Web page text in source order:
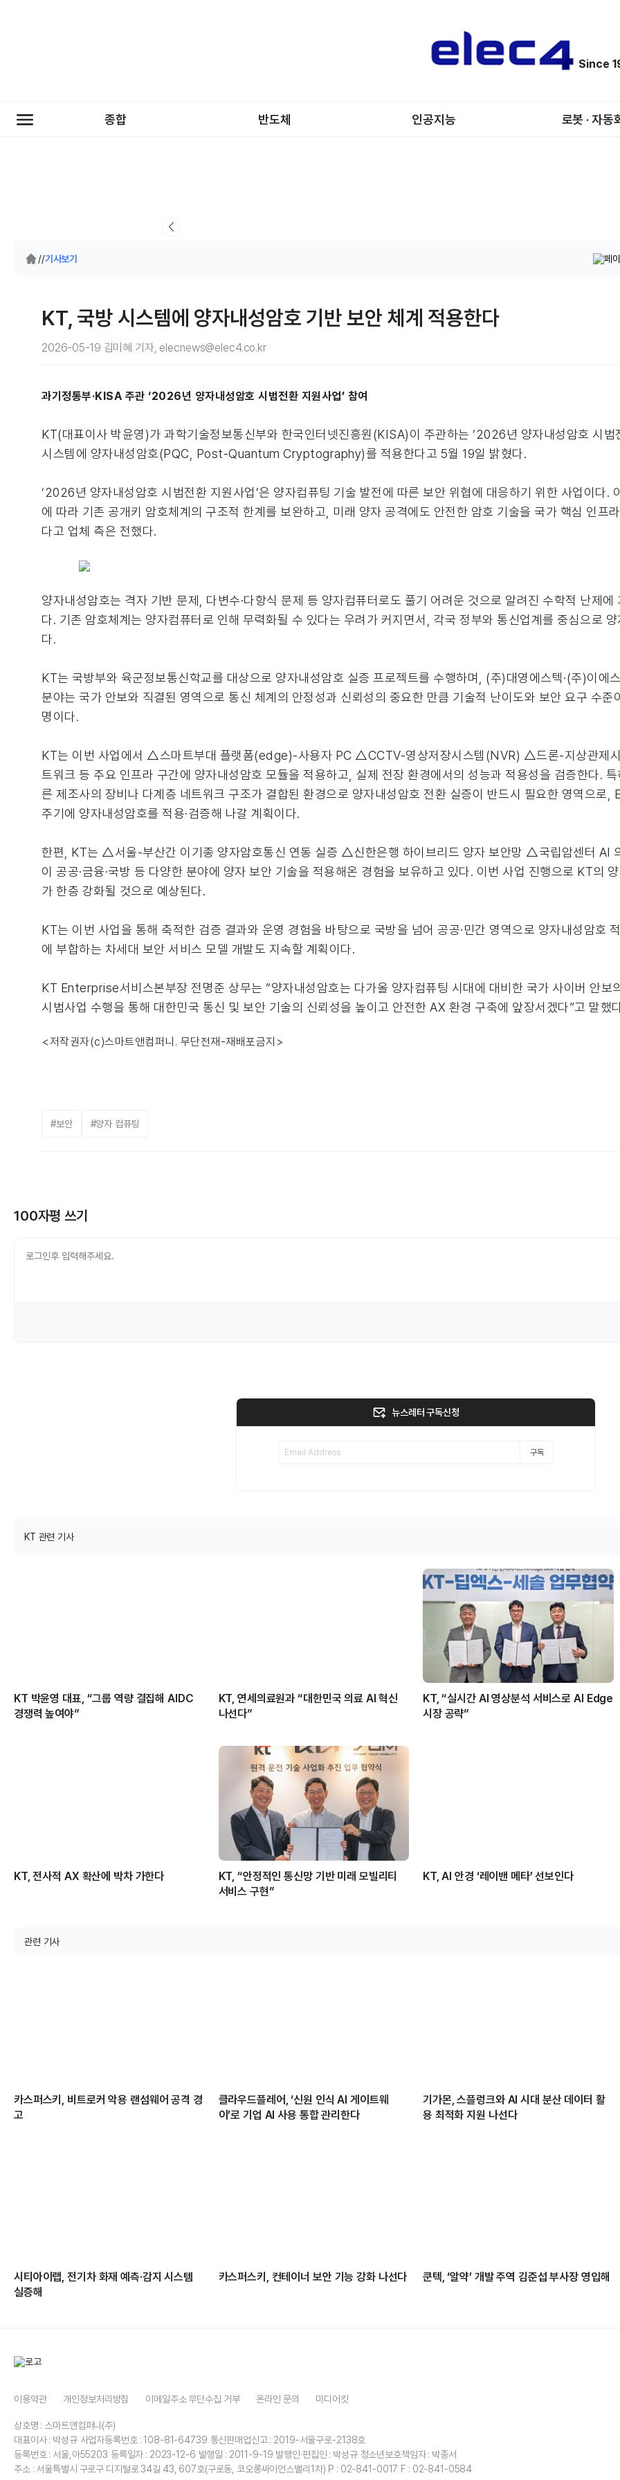
Since
종합 반도체 인공지능 로봇 · 자동
//기사보기
KT, 국방 시스템에 양자내성암호 기반 보안 체계 적용한다
2026-05-19 김미혜 기자, elecnews@elec4.co.kr
과기정통부·KISA 주관 ‘2026년 양자내성암호 시범전환 지원사업’ 참여
KT(대표이사 박윤영)가 과학기술정보통신부와 한국인터넷진흥원(KISA)이 주관하는 ‘2026년 양자내성암호 시범
시스템에 양자내성암호(PQC, Post-Quantum Cryptography)를 적용한다고 5월 19일 밝혔다.
‘2026년 양자내성암호 시범전환 지원사업’은 양자컴퓨팅 기술 발전에 따른 보안 위협에 대응하기 위한 사업이다.
에 따라 기존 공개키 암호체계의 구조적 한계를 보완하고, 미래 양자 공격에도 안전한 암호 기술을 국가 핵심 인프
다고 업체 측은 전했다.
양자내성암호는 격자 기반 문제, 다변수·다항식 문제 등 양자컴퓨터로도 풀기 어려운 것으로 알려진 수학적 난제
다. 기존 암호체계는 양자컴퓨터로 인해 무력화될 수 있다는 우려가 커지면서, 각국 정부와 통신업계를 중심으로
다.
KT는 국방부와 육군정보통신학교를 대상으로 양자내성암호 실증 프로젝트를 수행하며, (주)대영에스텍·(주)이에
분야는 국가 안보와 직결된 영역으로 통신 체계의 안정성과 신뢰성의 중요한 만큼 기술적 난이도와 보안 요구 수
명이다.
KT는 이번 사업에서 △스마트부대 플랫폼(edge)-사용자 PC △CCTV-영상저장시스템(NVR) △드론-지상관제
트워크 등 주요 인프라 구간에 양자내성암호 모듈을 적용하고, 실제 전장 환경에서의 성능과 적용성을 검증한다.
른 제조사의 장비나 다계층 네트워크 구조가 결합된 환경으로 양자내성암호 전환 실증이 반드시 필요한 영역으
주기에 양자내성암호를 적용·검증해 나갈 계획이다.
한편, KT는 △서울-부산간 이기종 양자암호통신 연동 실증 △신한은행 하이브리드 양자 보안망 △국립암센터 AI
이 공공·금융·국방 등 다양한 분야에 양자 보안 기술을 적용해온 경험을 보유하고 있다. 이번 사업 진행으로 KT의
가 한층 강화될 것으로 예상된다.
KT는 이번 사업을 통해 축적한 검증 결과와 운영 경험을 바탕으로 국방을 넘어 공공·민간 영역으로 양자내성암호
에 부합하는 차세대 보안 서비스 모델 개발도 지속할 계획이다.
KT Enterprise서비스본부장 전명준 상무는 “양자내성암호는 다가올 양자컴퓨팅 시대에 대비한 국가 사이버 안보
시범사업 수행을 통해 대한민국 통신 및 보안 기술의 신뢰성을 높이고 안전한 AX 환경 구축에 앞장서겠다”고 말했
<저작권자(c)스마트앤컴퍼니. 무단전재-재배포금지>
#보안 #양자 컴퓨팅
100자평 쓰기
뉴스레터 구독신청
구독
KT 관련 기사
KT 박윤영 대표, “그룹 역량 결집해 AIDC
경쟁력 높여야”
KT, 연세의료원과 “대한민국 의료 AI 혁신
나선다”
KT, “실시간 AI 영상분석 서비스로 AI Edge
시장 공략”
KT, 전사적 AX 확산에 박차 가한다
KT, “안정적인 통신망 기반 미래 모빌리티
서비스 구현”
KT, AI 안경 ‘레이밴 메타’ 선보인다
관련 기사
카스퍼스키, 비트로커 악용 랜섬웨어 공격 경
고
클라우드플레어, ‘신원 인식 AI 게이트웨
이’로 기업 AI 사용 통합 관리한다
기가몬, 스플렁크와 AI 시대 분산 데이터 활
용 최적화 지원 나선다
시티아이랩, 전기차 화재 예측·감지 시스템
실증해
카스퍼스키, 컨테이너 보안 기능 강화 나선다 쿤텍, ‘알약’ 개발 주역 김준섭 부사장 영입해
이용약관 개인정보처리방침 이메일주소 무단수집 거부 온라인 문의 미디어킷
상호명 : 스마트앤컴퍼니(주)
대표이사 : 박성규 사업자등록번호 : 108-81-64739 통신판매업신고 : 2019-서울구로-2138호
등록번호 : 서울,아55203 등록일자 : 2023-12-6 발행일 : 2011-9-19 발행인·편집인 : 박성규 청소년보호책임자 : 박종서
주소 : 서울특별시 구로구 디지털로 34길 43, 607호(구로동, 코오롱싸이언스밸리1차) P : 02-841-0017 F : 02-841-0584